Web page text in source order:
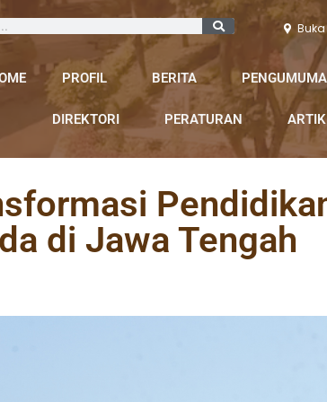
Buka
PROFIL BERITA
DIREKTORI PERATURAN
di Jawa Tengah